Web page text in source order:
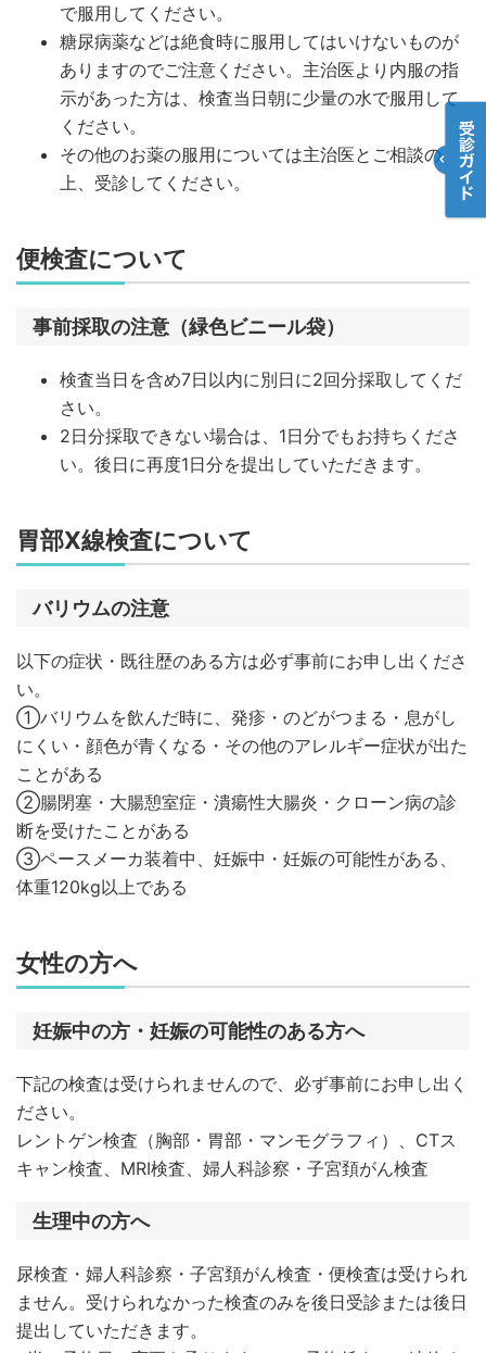
で服用してください。
糖尿病薬などは絶食時に服用してはいけないものが
ありますのでご注意ください。主治医より内服の指
示があった方は、検査当日朝に少量の水で服用して
ください。
その他のお薬の服用については主治医とご相談の
上、受診してください。
便検査について
事前採取の注意（緑色ビニール袋）
検査当日を含め7日以内に別日に2回分採取してくだ
さい。
2日分採取できない場合は、1日分でもお持ちくださ
い。後日に再度1日分を提出していただきます。
胃部X線検査について
バリウムの注意
以下の症状・既往歴のある方は必ず事前にお申し出くださ
い。
①バリウムを飲んだ時に、発疹・のどがつまる・息がし
にくい・顔色が青くなる・その他のアレルギー症状が出た
ことがある
②腸閉塞・大腸憩室症・潰瘍性大腸炎・クローン病の診
断を受けたことがある
③ペースメーカ装着中、妊娠中・妊娠の可能性がある、
体重120kg以上である
女性の方へ
妊娠中の方・妊娠の可能性のある方へ
下記の検査は受けられませんので、必ず事前にお申し出く
ださい。
レントゲン検査（胸部・胃部・マンモグラフィ）、CTス
キャン検査、MRI検査、婦人科診察・子宮頚がん検査
生理中の方へ
尿検査・婦人科診察・子宮頚がん検査・便検査は受けられ
ません。受けられなかった検査のみを後日受診または後日
提出していただきます。